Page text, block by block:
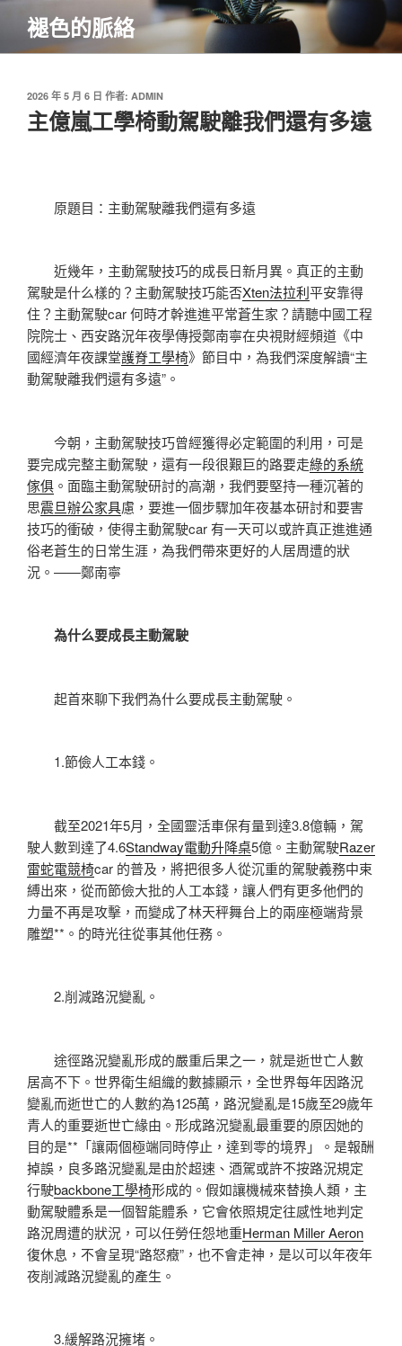
主
褪色的脈絡
發
佈
於
2026 年 5 月 6 日 作者: ADMIN
主億嵐工學椅動駕駛離我們還有多遠
原題目：主動駕駛離我們還有多遠
近幾年，主動駕駛技巧的成長日新月異。真正的主動
駕駛是什么樣的？主動駕駛技巧能否Xten法拉利平安靠得
住？主動駕駛car 何時才幹進進平常蒼生家？請聽中國工程
院院士、西安路況年夜學傳授鄭南寧在央視財經頻道《中
國經濟年夜課堂護脊工學椅》節目中，為我們深度解讀“主
動駕駛離我們還有多遠”。
今朝，主動駕駛技巧曾經獲得必定範圍的利用，可是
要完成完整主動駕駛，還有一段很艱巨的路要走綠的系統
傢俱 。面臨主動駕駛研討的高潮，我們要堅持一種沉著的
思震旦辦公家具慮，要進一個步驟加年夜基本研討和要害
技巧的衝破，使得主動駕駛car 有一天可以或許真正進進通
俗老蒼生的日常生涯，為我們帶來更好的人居周遭的狀
況。——鄭南寧
為什么要成長主動駕駛
起首來聊下我們為什么要成長主動駕駛。
1.節儉人工本錢。
截至2021年5月，全國靈活車保有量到達3.8億輛，駕
駛人數到達了4.6Standway電動升降桌5億。主動駕駛Razer
雷蛇電競椅car 的普及，將把很多人從沉重的駕駛義務中束
縛出來，從而節儉大批的人工本錢，讓人們有更多他們的
力量不再是攻擊，而變成了林天秤舞台上的兩座極端背景
雕塑**。的時光往從事其他任務。
2.削減路況變亂。
途徑路況變亂形成的嚴重后果之一，就是逝世亡人數
居高不下。世界衛生組織的數據顯示，全世界每年因路況
變亂而逝世亡的人數約為125萬，路況變亂是15歲至29歲年
青人的重要逝世亡緣由。形成路況變亂最重要的原因她的
目的是**「讓兩個極端同時停止，達到零的境界」。是報酬
掉誤，良多路況變亂是由於超速、酒駕或許不按路況規定
行駛backbone工學椅形成的。假如讓機械來替換人類，主
動駕駛體系是一個智能體系，它會依照規定往感性地判定
路況周遭的狀況，可以任勞任怨地重Herman Miller Aeron
復休息，不會呈現“路怒癥”，也不會走神，是以可以年夜年
夜削減路況變亂的產生。
3.緩解路況擁堵。